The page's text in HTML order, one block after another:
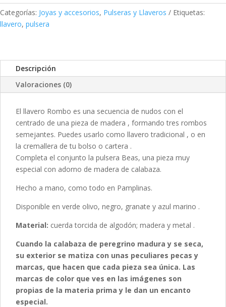
Categorías: Joyas y accesorios, Pulseras y Llaveros
Etiquetas:
llavero, pulsera
Descripción
Valoraciones (0)
El llavero Rombo es una secuencia de nudos con el
centrado de una pieza de madera , formando tres rombos
semejantes. Puedes usarlo como llavero tradicional , o en
la cremallera de tu bolso o cartera .
Completa el conjunto la pulsera Beas, una pieza muy
especial con adorno de madera de calabaza.
Hecho a mano, como todo en Pamplinas.
Disponible en verde olivo, negro, granate y azul marino .
Material: cuerda torcida de algodón; madera y metal .
Cuando la calabaza de peregrino madura y se seca,
su exterior se matiza con unas peculiares pecas y
marcas, que hacen que cada pieza sea única. Las
marcas de color que ves en las imágenes son
propias de la materia prima y le dan un encanto
especial.